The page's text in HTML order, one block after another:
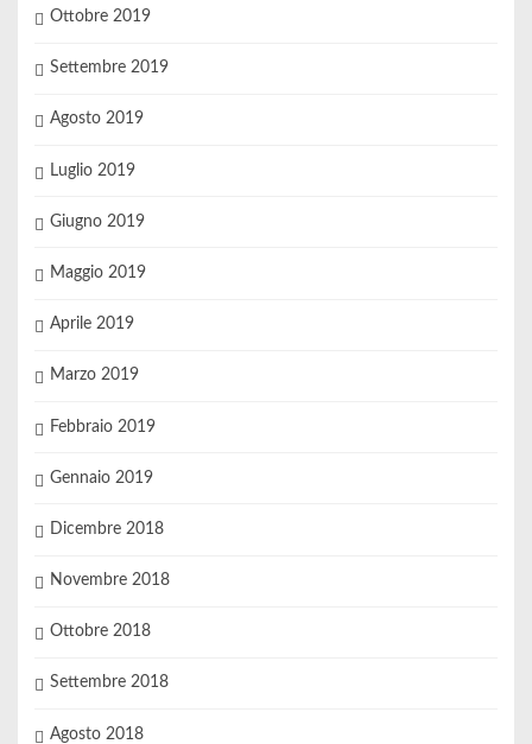
Ottobre 2019
Settembre 2019
Agosto 2019
Luglio 2019
Giugno 2019
Maggio 2019
Aprile 2019
Marzo 2019
Febbraio 2019
Gennaio 2019
Dicembre 2018
Novembre 2018
Ottobre 2018
Settembre 2018
Agosto 2018